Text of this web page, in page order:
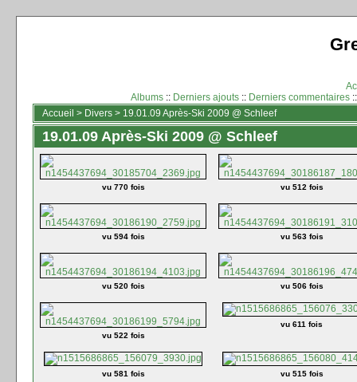
Albums :: Derniers ajouts :: Derniers commentaires
Accueil > Divers > 19.01.09 Après-Ski 2009 @ Schleef
19.01.09 Après-Ski 2009 @ Schleef
vu 770 fois vu 512 fois
vu 594 fois vu 563 fois
vu 520 fois vu 506 fois
vu 522 fois
vu 611 fois
vu 581 fois vu 515 fois